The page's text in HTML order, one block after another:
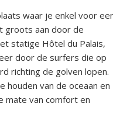
waar je enkel voor
groots aan door de
statige Hôtel du Palais,
door de surfers die op
richting de golven lopen.
houden van de oceaan en
mate van comfort en